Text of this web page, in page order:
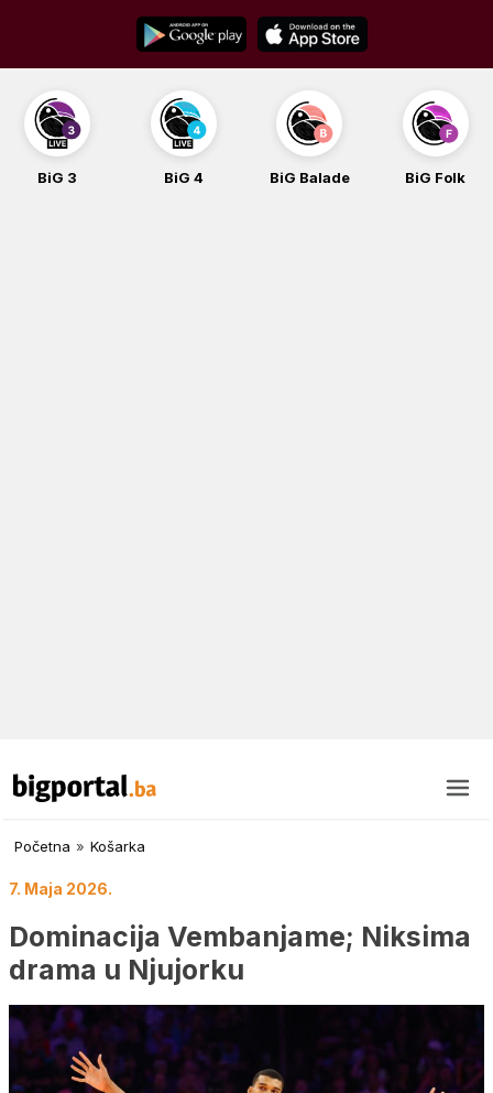
content
BiG 3 BiG 4 BiG Balade BiG Folk
Početna » Košarka
7. Maja 2026.
Dominacija Vembanjame; Niksima
drama u Njujorku